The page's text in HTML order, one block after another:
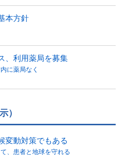
本方針
、利用薬局を募集
に薬局なく
）
変動対策でもある
、患者と地球を守れる